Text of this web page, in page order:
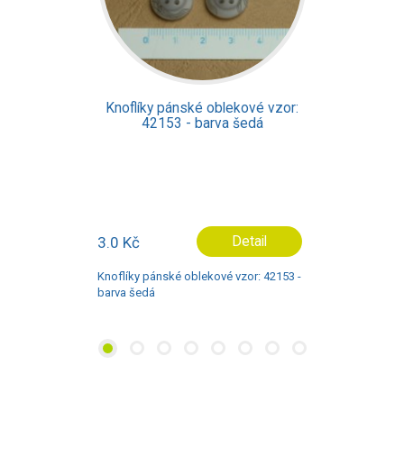
Knoflíky pánské oblekové vzor:
42153 - barva šedá
3.0 Kč Detail
Knoflíky pánské oblekové vzor: 42153 -
barva šedá